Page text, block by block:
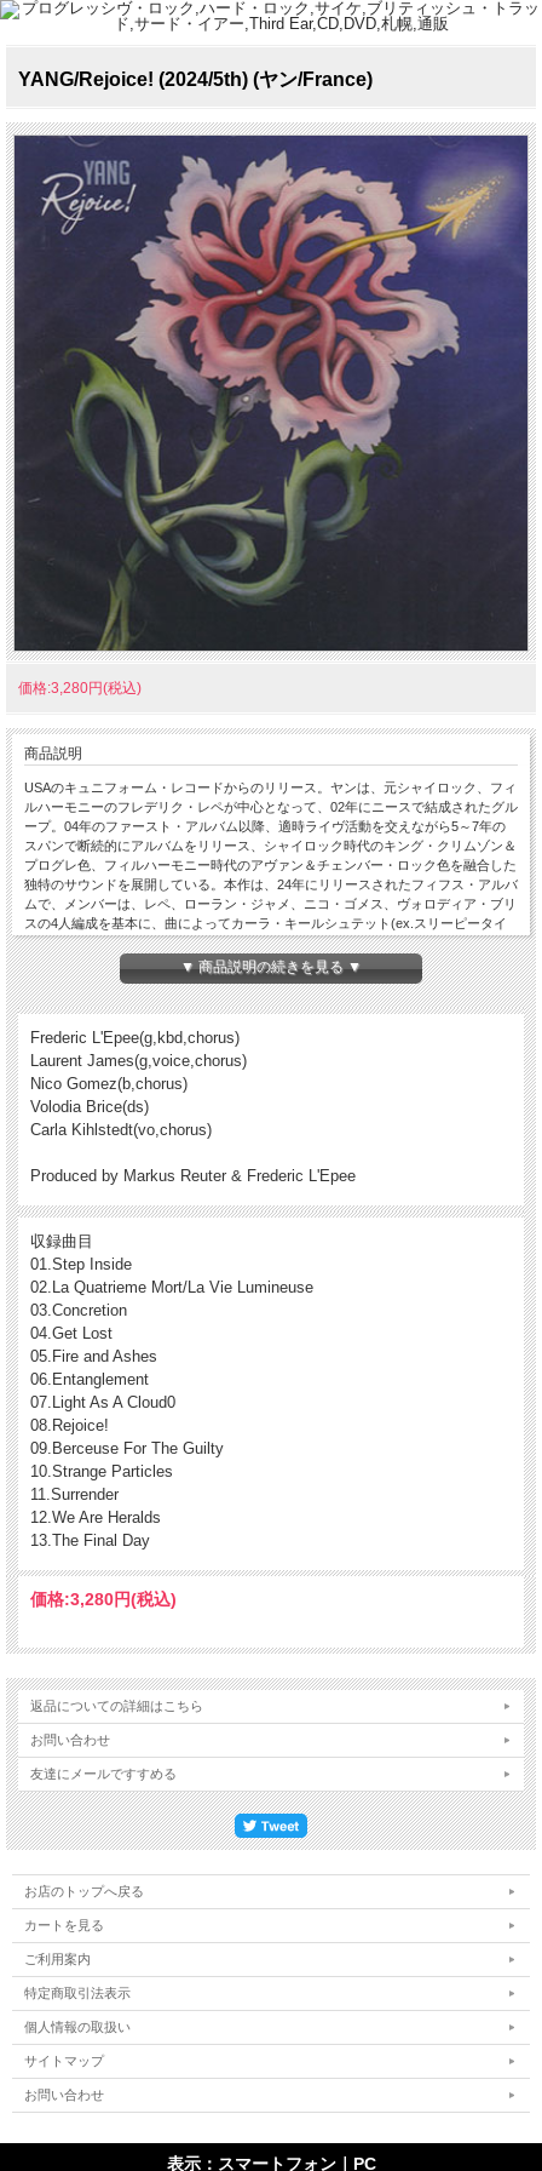
YANG/Rejoice! (2024/5th) (ヤン/France)
価格:3,280円(税込)
商品説明
USAのキュニフォーム・レコードからのリリース。ヤンは、元シャイロック、フィ
ルハーモニーのフレデリク・レペが中心となって、02年にニースで結成されたグル
ープ。04年のファースト・アルバム以降、適時ライヴ活動を交えながら5～7年の
スパンで断続的にアルバムをリリース、シャイロック時代のキング・クリムゾン＆
プログレ色、フィルハーモニー時代のアヴァン＆チェンバー・ロック色を融合した
独特のサウンドを展開している。本作は、24年にリリースされたフィフス・アルバ
ムで、メンバーは、レペ、ローラン・ジャメ、ニコ・ゴメス、ヴォロディア・ブリ
スの4人編成を基本に、曲によってカーラ・キールシュテット(ex.スリーピータイ
ム・ゴリラ・ミュージアム,ラビット・ラビット,etc)がゲスト参加、マルクス・ロ
イターとレペの共同プロデュース。概ね、前作のマス・ロック調クリムゾン＋チェ
ンバー・ロック系の延長線上だが、ゲストのカーラを軸としたボーカル＆ハーモニ
ー・コーラスを、アンサンブルの中心に置いたアレンジで展開していて、その意味
リズムと、ポスト・ロック調のハードネスが交叉するツイン・ギターのアンサンブ
ルや、的確に支えるリズム隊のマス・ロック感はそのままに、シンフォニック・プ
ログレ＆メタル方面の泣きと、RIO系チェンバー・ロック方面の宙吊り感が同居す
るボーカル＆コーラス・パートが面白いハマりを見せていて、けっこう新鮮でプロ
グレの耳に楽しい好盤と思う。ともかくも1曲目が何よりちょっと圧巻。
わせフォームからお受けいたします。入荷見込み・時期など現在の状況を改めてお
輸入盤
(Progressive/Chamber Rock,Psyche,Math Rock / Jewel-case CD(2024) /
Cuneiform Records/USA)
▼ 商品説明の続きを見る ▼
Frederic L'Epee(g,kbd,chorus)
Laurent James(g,voice,chorus)
Nico Gomez(b,chorus)
Volodia Brice(ds)
Carla Kihlstedt(vo,chorus)
Produced by Markus Reuter & Frederic L'Epee
収録曲目
01.Step Inside
02.La Quatrieme Mort/La Vie Lumineuse
03.Concretion
04.Get Lost
05.Fire and Ashes
06.Entanglement
07.Light As A Cloud0
08.Rejoice!
09.Berceuse For The Guilty
10.Strange Particles
11.Surrender
12.We Are Heralds
13.The Final Day
価格:3,280円(税込)
返品についての詳細はこちら
お問い合わせ
友達にメールですすめる
お店のトップへ戻る
カートを見る
ご利用案内
特定商取引法表示
個人情報の取扱い
サイトマップ
お問い合わせ
表示：スマートフォン｜ PC